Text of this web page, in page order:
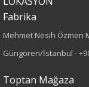
75
Fabrika
Mehmet Nesih Özmen
Güngören/İstanbul -
Toptan Mağaza